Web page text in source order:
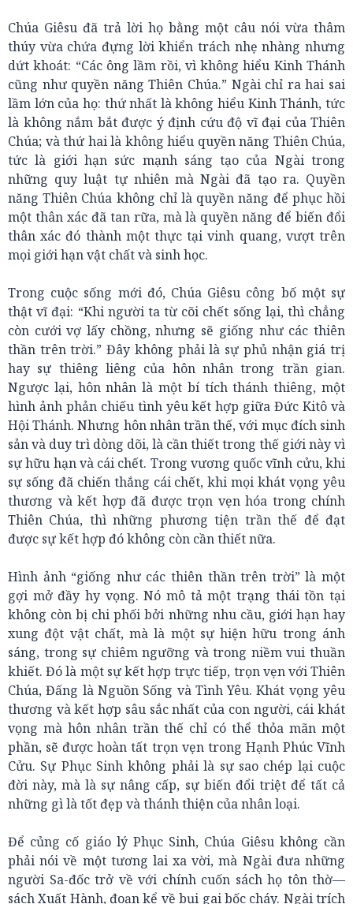
Chúa Giêsu đã trả lời họ bằng một câu nói vừa thâm
thúy vừa chứa đựng lời khiển trách nhẹ nhàng nhưng
dứt khoát: “Các ông lầm rồi, vì không hiểu Kinh Thánh
cũng như quyền năng Thiên Chúa.” Ngài chỉ ra hai sai
lầm lớn của họ: thứ nhất là không hiểu Kinh Thánh, tức
là không nắm bắt được ý định cứu độ vĩ đại của Thiên
Chúa; và thứ hai là không hiểu quyền năng Thiên Chúa,
tức là giới hạn sức mạnh sáng tạo của Ngài trong
những quy luật tự nhiên mà Ngài đã tạo ra. Quyền
năng Thiên Chúa không chỉ là quyền năng để phục hồi
một thân xác đã tan rữa, mà là quyền năng để biến đổi
thân xác đó thành một thực tại vinh quang, vượt trên
mọi giới hạn vật chất và sinh học.
Trong cuộc sống mới đó, Chúa Giêsu công bố một sự
thật vĩ đại: “Khi người ta từ cõi chết sống lại, thì chẳng
còn cưới vợ lấy chồng, nhưng sẽ giống như các thiên
thần trên trời.” Đây không phải là sự phủ nhận giá trị
hay sự thiêng liêng của hôn nhân trong trần gian.
Ngược lại, hôn nhân là một bí tích thánh thiêng, một
hình ảnh phản chiếu tình yêu kết hợp giữa Đức Kitô và
Hội Thánh. Nhưng hôn nhân trần thế, với mục đích sinh
sản và duy trì dòng dõi, là cần thiết trong thế giới này vì
sự hữu hạn và cái chết. Trong vương quốc vĩnh cửu, khi
sự sống đã chiến thắng cái chết, khi mọi khát vọng yêu
thương và kết hợp đã được trọn vẹn hóa trong chính
Thiên Chúa, thì những phương tiện trần thế để đạt
được sự kết hợp đó không còn cần thiết nữa.
Hình ảnh “giống như các thiên thần trên trời” là một
gợi mở đầy hy vọng. Nó mô tả một trạng thái tồn tại
không còn bị chi phối bởi những nhu cầu, giới hạn hay
xung đột vật chất, mà là một sự hiện hữu trong ánh
sáng, trong sự chiêm ngưỡng và trong niềm vui thuần
khiết. Đó là một sự kết hợp trực tiếp, trọn vẹn với Thiên
Chúa, Đấng là Nguồn Sống và Tình Yêu. Khát vọng yêu
thương và kết hợp sâu sắc nhất của con người, cái khát
vọng mà hôn nhân trần thế chỉ có thể thỏa mãn một
phần, sẽ được hoàn tất trọn vẹn trong Hạnh Phúc Vĩnh
Cửu. Sự Phục Sinh không phải là sự sao chép lại cuộc
đời này, mà là sự nâng cấp, sự biến đổi triệt để tất cả
những gì là tốt đẹp và thánh thiện của nhân loại.
Để củng cố giáo lý Phục Sinh, Chúa Giêsu không cần
phải nói về một tương lai xa vời, mà Ngài đưa những
người Sa-đốc trở về với chính cuốn sách họ tôn thờ—
sách Xuất Hành, đoạn kể về bụi gai bốc cháy. Ngài trích